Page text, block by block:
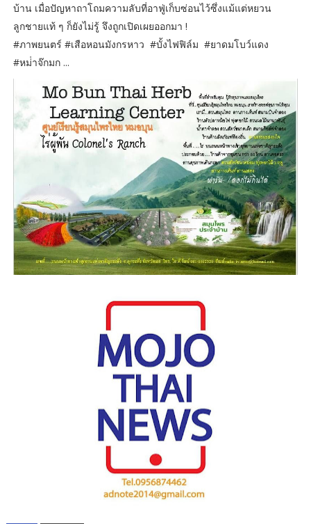
บ้าน เมื่อปัญหาถาโถมความลับที่อาฟู่เก็บซ่อนไว้ซึ่งแม้แต่หยวน
ลูกชายแท้ ๆ ก็ยังไม่รู้ จึงถูกเปิดเผยออกมา !
#ภาพยนตร์ #เสือหอนมังกรหาว #บั้งไฟฟิล์ม #ยาดมโบว์แดง
#หม่ําจ๊กมก ...